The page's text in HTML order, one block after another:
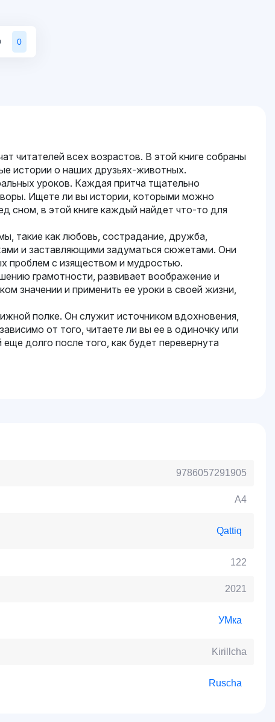
0
читателей всех возрастов. В этой книге собраны
истории о наших друзьях-животных.
уроков. Каждая притча тщательно
Ищете ли вы истории, которыми можно
сном, в этой книге каждый найдет что-то для
такие как любовь, сострадание, дружба,
и заставляющими задуматься сюжетами. Они
проблем с изяществом и мудростью.
грамотности, развивает воображение и
значении и применить ее уроки в своей жизни,
полке. Он служит источником вдохновения,
от того, читаете ли вы ее в одиночку или
долго после того, как будет перевернута
9786057291905
А4
Qattiq
122
2021
УМка
Kirillcha
Ruscha